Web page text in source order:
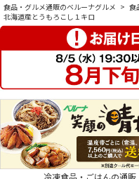
食品・グルメ通販のベルーナグルメ > 食
北海道産とうもろこし１キロ
冷凍食品・ごはんの通販